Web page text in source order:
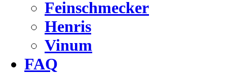
Feinschmecker
Henris
Vinum
FAQ